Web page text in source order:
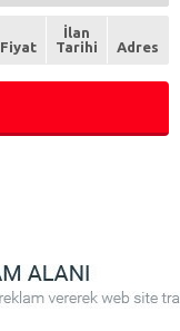
Fiyat
İlan
Tarihi
Adres